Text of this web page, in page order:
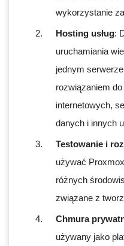
wykorzystanie
Hosting usług:
uruchamiania
jednym
rozwiązaniem
internetowych,
danych i innych
Testowanie i
używać
różnych
związane z
Chmura
używany jako